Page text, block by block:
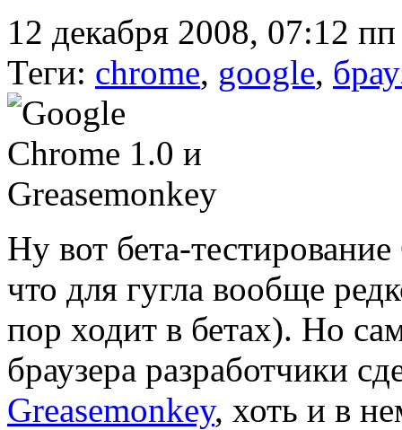
12 декабря 2008, 07:12 пп
Теги: chrome, google,
Ну вот бета-
что для гугла вообще
пор ходит в бетах). Но
браузера разработчики
Greasemonkey, хоть и в